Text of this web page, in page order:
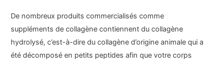
De nombreux produits commercialisés comme
suppléments de collagène contiennent du collagène
hydrolysé, c’est-à-dire du collagène d’origine animale qui a
été décomposé en petits peptides afin que votre corps